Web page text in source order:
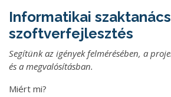
Informatikai
szoftverfejlesztés
Segítünk az igények felmérésében, a
és a megvalósításban.
Miért mi?